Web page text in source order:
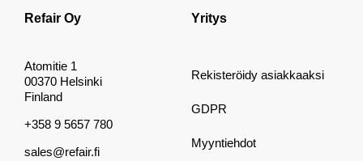
Refair Oy
Atomitie 1
00370 Helsinki
Finland
+358 9 5657 780
sales@refair.fi
Yritys
Rekisteröidy asiakkaaksi
GDPR
Myyntiehdot